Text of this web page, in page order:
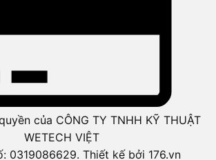
của CÔNG TY TNHH KỸ THUẬT
WETECH VIỆT
0319086629. Thiết kế bởi 176.vn